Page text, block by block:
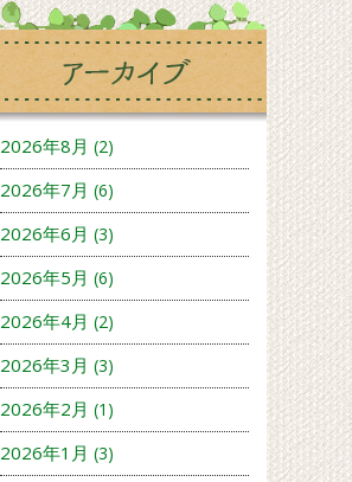
2026年8月 (2)
2026年7月 (6)
2026年6月 (3)
2026年5月 (6)
2026年4月 (2)
2026年3月 (3)
2026年2月 (1)
2026年1月 (3)